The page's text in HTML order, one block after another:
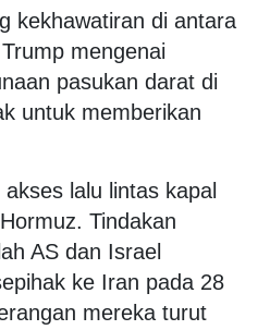
kekhawatiran di antara
mengenai
pasukan darat di
untuk memberikan
lalu lintas kapal
Tindakan
AS dan Israel
ke Iran pada 28
mereka turut